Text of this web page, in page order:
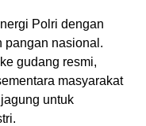
Polri dengan
pangan nasional.
gudang resmi,
masyarakat
untuk